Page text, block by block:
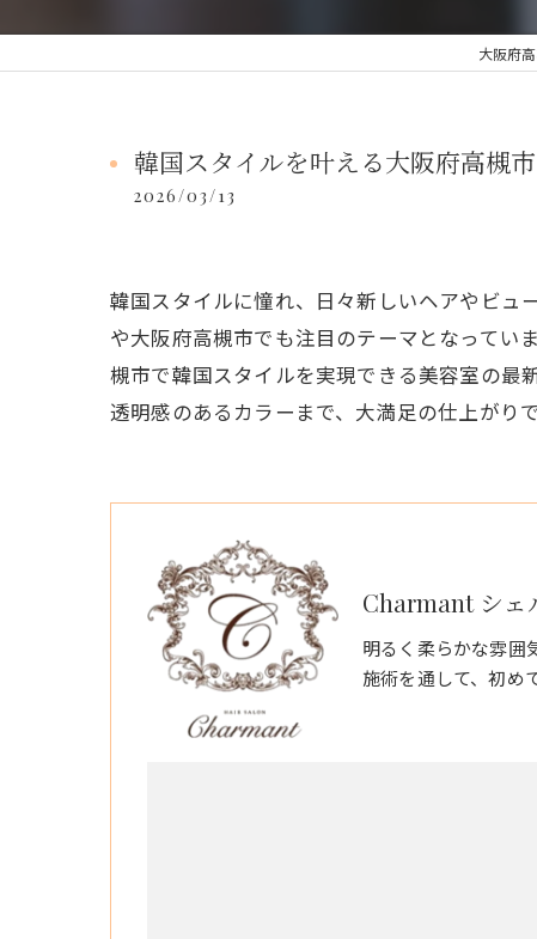
大阪府
韓国スタイルを叶える大阪府高槻
2026/03/13
韓国スタイルに憧れ、日々新しいヘアやビュ
や大阪府高槻市でも注目のテーマとなってい
槻市で韓国スタイルを実現できる美容室の最
透明感のあるカラーまで、大満足の仕上がり
Charmant シェ
明るく柔らかな雰囲
施術を通して、初め